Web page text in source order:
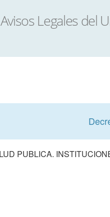
PUBLICA.